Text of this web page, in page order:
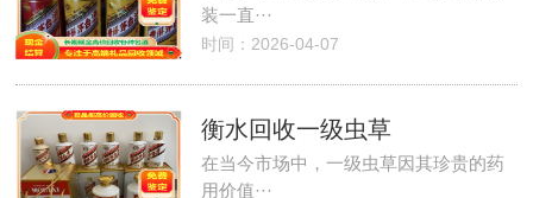
装一直···
时间：2026-04-07
衡水回收一级虫草
在当今市场中，一级虫草因其珍贵的药
用价值···